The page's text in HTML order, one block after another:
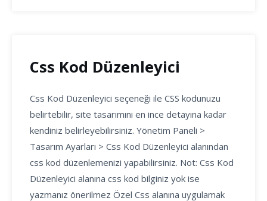
Css Kod Düzenleyici
Css Kod Düzenleyici seçeneği ile CSS kodunuzu
belirtebilir, site tasarımını en ince detayına kadar
kendiniz belirleyebilirsiniz. Yönetim Paneli >
Tasarım Ayarları > Css Kod Düzenleyici alanından
css kod düzenlemenizi yapabilirsiniz. Not: Css Kod
Düzenleyici alanına css kod bilginiz yok ise
yazmanız önerilmez Özel Css alanına uygulamak